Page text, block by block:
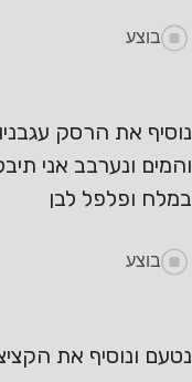
בוצע
נוסיף את הרסק
והמים ונערבב אני
במלח ופלפל לבן
בוצע
נטעם ונוסיף את